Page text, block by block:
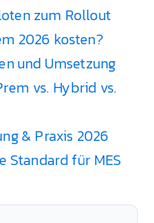
zum Rollout
2026 kosten?
und Umsetzung
vs. Hybrid vs.
& Praxis 2026
Standard für MES